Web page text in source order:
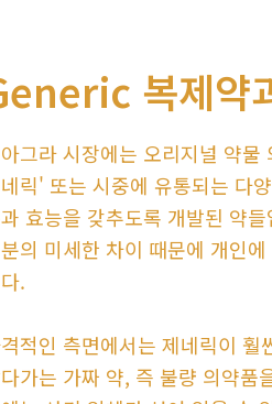
복제약
그라 시장에는 오리지널 약
릭' 또는 시중에 유통되는 다
효능을 갖추도록 개발된 약
의 미세한 차이 때문에 개인
.
적인 측면에서는 제네릭이
가는 가짜 약, 즉 불량 의약품